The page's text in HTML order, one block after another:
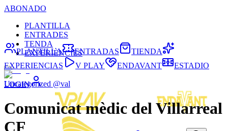
ABONADO
PLANTILLA
ENTRADES
TENDA
EXPERIÈNCIES
LOGIN
PLANTILLA ENTRADAS
TIENDA
EXPERIENCIAS
V PLAY ENDAVANT ESTADIO
Uncategorized @val
Comunicat mèdic del Villarreal
CF